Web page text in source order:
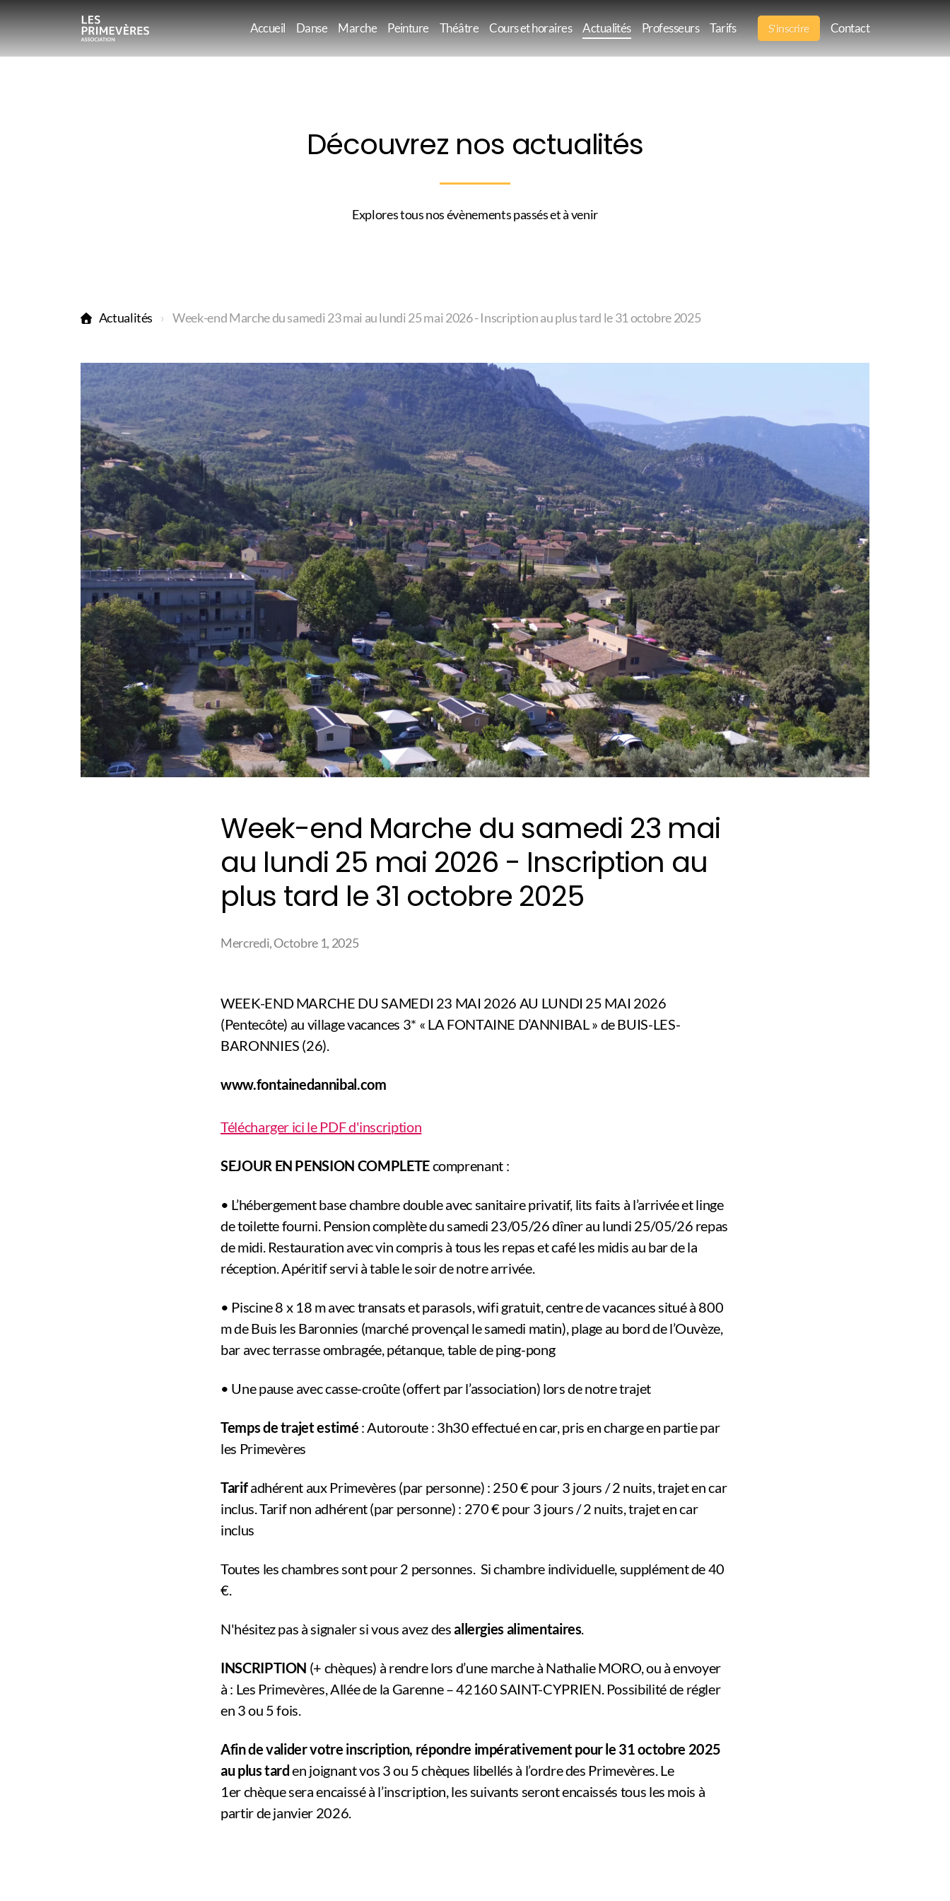
Accueil Danse Marche Peinture Théâtre Cours et horaires Actualités Professeurs Tarifs S'inscrire Contact
Découvrez nos actualités
Explores tous nos évènements passés et à venir
Actualités Week-end Marche du samedi 23 mai au lundi 25 mai 2026 - Inscription au plus tard le 31 octobre 2025
Week-end Marche du samedi 23 mai
au lundi 25 mai 2026 - Inscription au
plus tard le 31 octobre 2025
Mercredi, Octobre 1, 2025
WEEK-END MARCHE DU SAMEDI 23 MAI 2026 AU LUNDI 25 MAI 2026
(Pentecôte) au village vacances 3* « LA FONTAINE D’ANNIBAL » de BUIS-LES-
BARONNIES (26).
www.fontainedannibal.com
Télécharger ici le PDF d'inscription
SEJOUR EN PENSION COMPLETEcomprenant :
• L’hébergement base chambre double avec sanitaire privatif, lits faits à l’arrivée et linge
de toilette fourni. Pension complète du samedi 23/05/26 dîner au lundi 25/05/26 repas
de midi. Restauration avec vin compris à tous les repas et café les midis au bar de la
réception. Apéritif servi à table le soir de notre arrivée.
• Piscine 8 x 18 m avec transats et parasols, wifi gratuit, centre de vacances situé à 800
m de Buis les Baronnies (marché provençal le samedi matin), plage au bord de l’Ouvèze,
bar avec terrasse ombragée, pétanque, table de ping-pong
• Une pause avec casse-croûte (offert par l’association) lors de notre trajet
Temps de trajet estimé : Autoroute : 3h30 effectué en car, pris en charge en partie par
les Primevères
Tarifadhérent aux Primevères (par personne) : 250 € pour 3 jours / 2 nuits, trajet en car
inclus. Tarif non adhérent (par personne) : 270 € pour 3 jours / 2 nuits, trajet en car
inclus
Toutes les chambres sont pour 2 personnes. Si chambre individuelle, supplément de 40
€.
N'hésitez pas à signaler si vous avez desallergies alimentaires.
INSCRIPTION (+ chèques) à rendre lors d’une marche à Nathalie MORO, ou à envoyer
à : Les Primevères, Allée de la Garenne – 42160 SAINT-CYPRIEN. Possibilité de régler
en 3 ou 5 fois.
Afin de valider votre inscription, répondre impérativement pour le 31 octobre 2025
au plus tarden joignant vos 3 ou 5 chèques libellés à l’ordre des Primevères. Le
1er chèque sera encaissé à l’inscription, les suivants seront encaissés tous les mois à
partir de janvier 2026.